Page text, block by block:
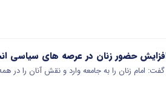
حضور زنان در عرصه های سیاسی
امام زنان را به جامعه وارد و نقش آنان را در